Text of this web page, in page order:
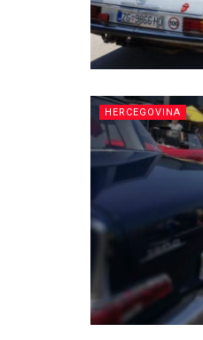
HERCEGOVINA